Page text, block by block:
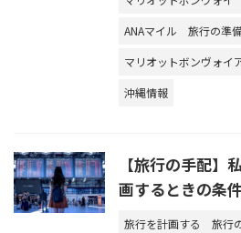
ANAマイル
旅行の準
マリオットボンヴォイ
沖縄情報
【旅行の手配】
画するときの条
旅行を計画する 旅行